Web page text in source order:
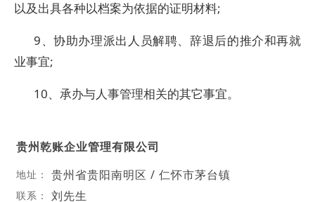
以及出具各种以档案为依据的证明材料;
9、协助办理派出人员解聘、辞退后的推介和再就
业事宜;
10、承办与人事管理相关的其它事宜。
贵州乾账企业管理有限公司
地址： 贵州省贵阳南明区 / 仁怀市茅台镇
联系： 刘先生